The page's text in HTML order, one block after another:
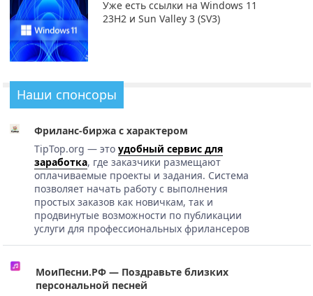
Уже есть ссылки на Windows 11
23H2 и Sun Valley 3 (SV3)
Наши спонсоры
Фриланс-биржа с характером
TipTop.org — это удобный сервис для
заработка, где заказчики размещают
оплачиваемые проекты и задания. Система
позволяет начать работу с выполнения
простых заказов как новичкам, так и
продвинутые возможности по публикации
услуги для профессиональных фрилансеров
МоиПесни.РФ — Поздравьте близких
персональной песней